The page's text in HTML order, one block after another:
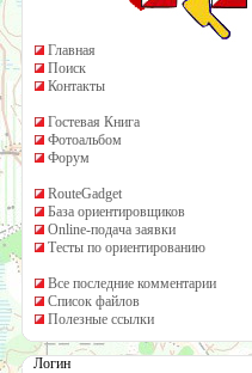
Главная
Поиск
Контакты
Гостевая Книга
Фотоальбом
Форум
RouteGadget
База ориентировщиков
Online-подача заявки
Тесты по ориентированию
Все последние комментарии
Список файлов
Полезные ссылки
Логин